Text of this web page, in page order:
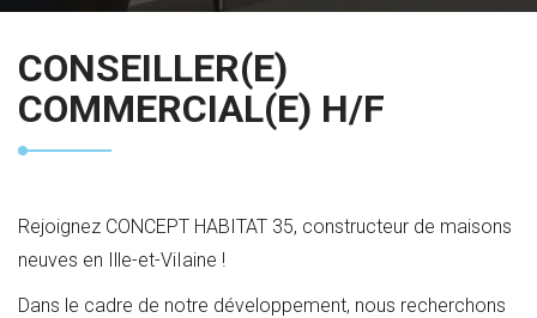
CONSEILLER(E)
COMMERCIAL(E) H/F
Rejoignez CONCEPT HABITAT 35, constructeur de maisons
neuves en Ille-et-ViIaine !
Dans le cadre de notre développement, nous recherchons